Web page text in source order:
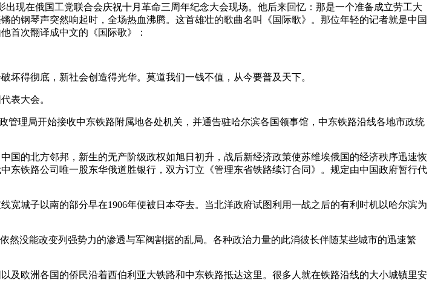
现在俄国工党联合会庆祝十月革命三周年纪念大会现场。他后来回忆：那是一个准备成立劳工大
钢琴声突然响起时，全场热血沸腾。这首雄壮的歌曲名叫《国际歌》。那位年轻的记者就是中国
首次翻译成中文的《国际歌》：
得彻底，新社会创造得光华。莫道我们一钱不值，从今要普及天下。
表大会。
理局开始接收中东铁路附属地各处机关，并通告驻哈尔滨各国领事馆，中东铁路沿线各地市政统
的北方邻邦，新生的无产阶级政权如旭日初升，战后新经济政策使苏维埃俄国的经济秩序迅速恢
铁路公司唯一股东华俄道胜银行，双方订立《管理东省铁路续订合同》。规定由中国政府暂行代
城子以南的部分早在1906年便被日本夺去。当北洋政府试图利用一战之后的有利时机以哈尔滨为
然没能改变列强势力的渗透与军阀割据的乱局。各种政治力量的此消彼长伴随某些城市的迅速繁
及欧洲各国的侨民沿着西伯利亚大铁路和中东铁路抵达这里。很多人就在铁路沿线的大小城镇里安